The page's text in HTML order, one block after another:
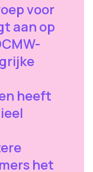
voor
aan op
heeft
het